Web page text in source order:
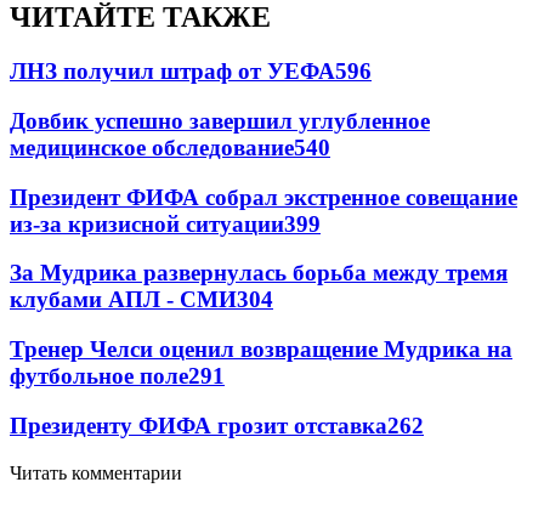
ЧИТАЙТЕ ТАКЖЕ
ЛНЗ получил штраф от УЕФА596
Довбик успешно завершил углубленное
медицинское обследование540
Президент ФИФА собрал экстренное совещание
из-за кризисной ситуации399
За Мудрика развернулась борьба между тремя
клубами АПЛ - СМИ304
Тренер Челси оценил возвращение Мудрика на
футбольное поле291
Президенту ФИФА грозит отставка262
Читать комментарии